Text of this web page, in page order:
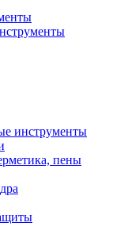
инструменты
пены